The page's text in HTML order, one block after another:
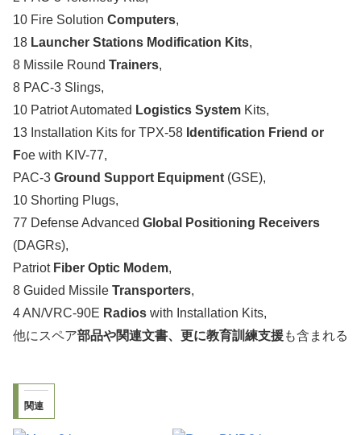
10 Fire Solution Computers,
18 Launcher Stations Modification Kits,
8 Missile Round Trainers,
8 PAC-3 Slings,
10 Patriot Automated Logistics System Kits,
13 Installation Kits for TPX-58 Identification Friend or
Foe with KIV-77,
PAC-3 Ground Support Equipment (GSE),
10 Shorting Plugs,
77 Defense Advanced Global Positioning Receivers
(DAGRs),
Patriot Fiber Optic Modem,
8 Guided Missile Transporters,
4 AN/VRC-90E Radios with Installation Kits,
他にスペア部品や関連文書、更に教育訓練支援も含まれる
関連